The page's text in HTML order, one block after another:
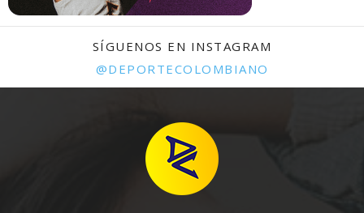
SÍGUENOS EN INSTAGRAM
@DEPORTECOLOMBIANO